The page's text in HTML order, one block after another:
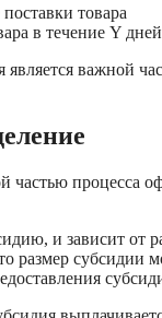
товара
в течение Y
важной
частью процесса
и зависит от
размер